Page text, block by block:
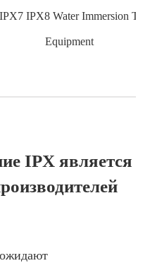
IPX является